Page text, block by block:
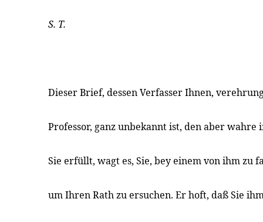
S. T.
Dieser Brief, dessen Verfasser Ihnen,
Professor, ganz unbekannt ist, den aber wahre
Sie erfüllt, wagt es, Sie, bey einem von ihm zu
um Ihren Rath zu ersuchen. Er hoft, daß Sie